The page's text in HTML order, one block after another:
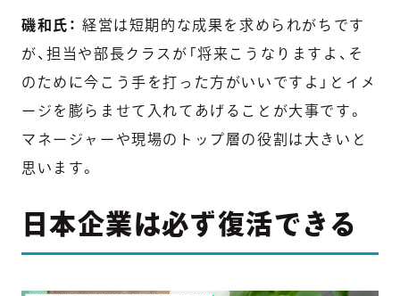
磯和氏： 経営は短期的な成果を求められがちです
が、担当や部長クラスが「将来こうなりますよ、そ
のために今こう手を打った方がいいですよ」とイメ
ージを膨らませて入れてあげることが大事です。
マネージャーや現場のトップ層の役割は大きいと
思います。
日本企業は必ず復活できる